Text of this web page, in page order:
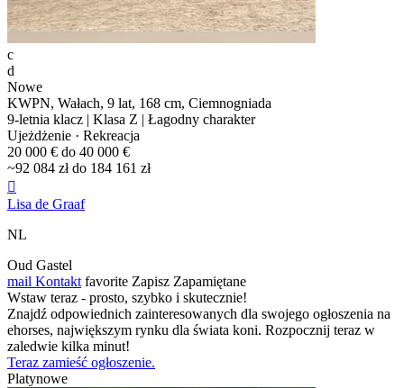
c
d
Nowe
KWPN, Wałach, 9 lat, 168 cm, Ciemnogniada
9-letnia klacz | Klasa Z | Łagodny charakter
Ujeżdżenie · Rekreacja
20 000 € do 40 000 €
~92 084 zł do 184 161 zł

Lisa de Graaf
NL
Oud Gastel
mail Kontakt favorite Zapisz Zapamiętane
Wstaw teraz - prosto, szybko i skutecznie!
Znajdź odpowiednich zainteresowanych dla swojego ogłoszenia na
ehorses, największym rynku dla świata koni. Rozpocznij teraz w
zaledwie kilka minut!
Teraz zamieść ogłoszenie.
Platynowe